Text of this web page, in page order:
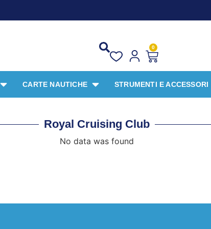
0
CARTE NAUTICHE STRUMENTI E ACCESSORI
Royal Cruising Club
No data was found